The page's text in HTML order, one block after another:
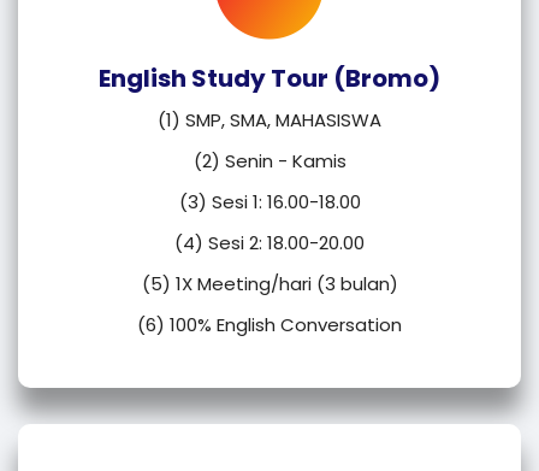
English Study Tour (Bromo)
(1) SMP, SMA, MAHASISWA
(2) Senin - Kamis
(3) Sesi 1: 16.00-18.00
(4) Sesi 2: 18.00-20.00
(5) 1X Meeting/hari (3 bulan)
(6) 100% English Conversation